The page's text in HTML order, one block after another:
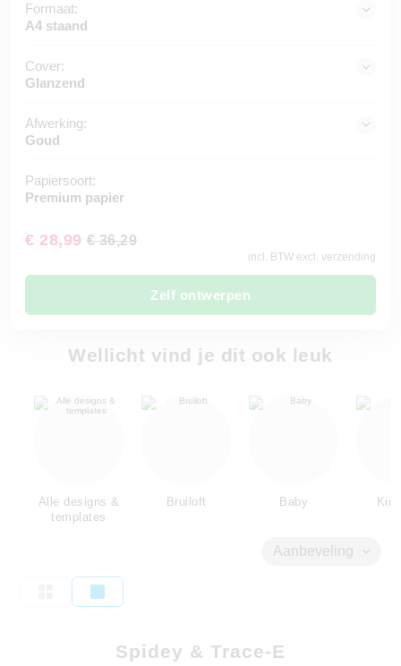
Formaat:
A4 staand
Cover:
Glanzend
Afwerking:
Goud
Papiersoort:
Premium papier
€ 28,99 € 36,29
incl. BTW excl. verzending
Zelf ontwerpen
Wellicht vind je dit ook leuk
Alle designs &
templates
Bruiloft Baby
Aanbeveling
Spidey & Trace-E